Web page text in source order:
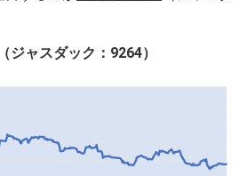
ジャスダック：9264）